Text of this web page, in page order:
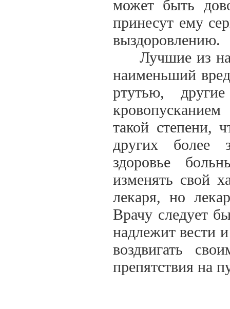
может быть
принесут ему
выздоровлению.
Лучшие из
наименьший
ртутью,
такой степени,
других более
здоровье
изменять свой
лекаря, но
Врачу следует
надлежит вести
воздвигать
препятствия на